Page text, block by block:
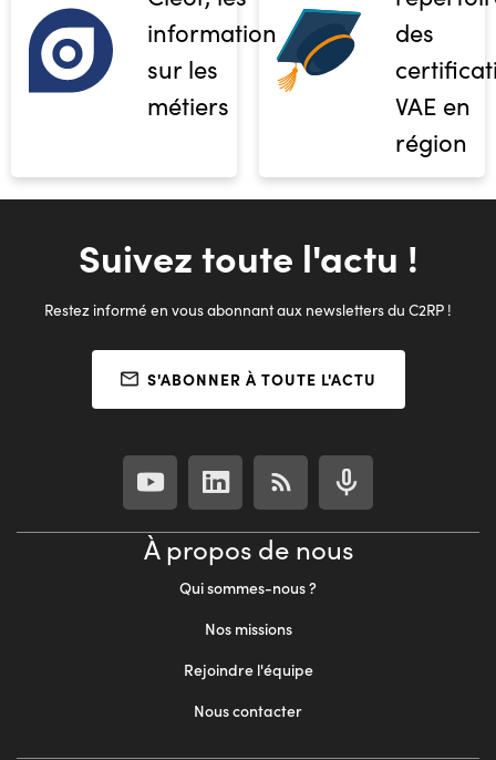
informations
sur les
métiers
des
VAE en
région
Suivez toute l'actu !
Restez informé en vous abonnant aux newsletters du C2RP !
S'ABONNER À TOUTE L'ACTU
À propos de nous
Qui sommes-nous ?
Nos missions
Rejoindre l'équipe
Nous contacter